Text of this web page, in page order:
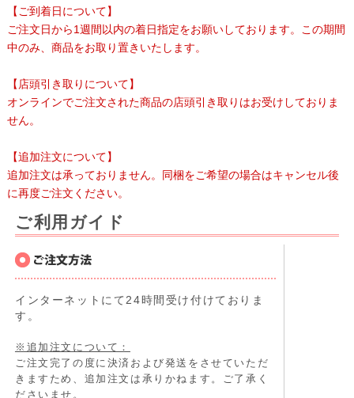
【ご到着日について】
ご注文日から1週間以内の着日指定をお願いしております。この期間
中のみ、商品をお取り置きいたします。
【店頭引き取りについて】
オンラインでご注文された商品の店頭引き取りはお受けしておりま
せん。
【追加注文について】
追加注文は承っておりません。同梱をご希望の場合はキャンセル後
に再度ご注文ください。
ご利用ガイド
インターネットにて24時間受け付けておりま
す。
※追加注文について：
ご注文完了の度に決済および発送をさせていただ
きますため、追加注文は承りかねます。ご了承く
ださいませ。